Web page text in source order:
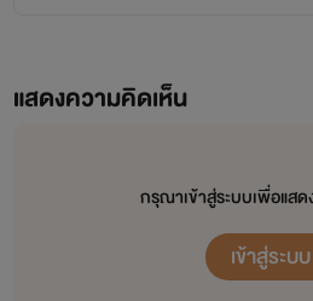
แสดงความคิดเห็น
กรุณาเข้าสู่ระบบเพื่อแส
เข้าสู่ระบบ